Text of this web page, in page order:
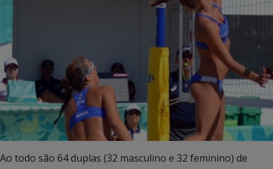
Ao todo são 64 duplas (32 masculino e 32 feminino) de